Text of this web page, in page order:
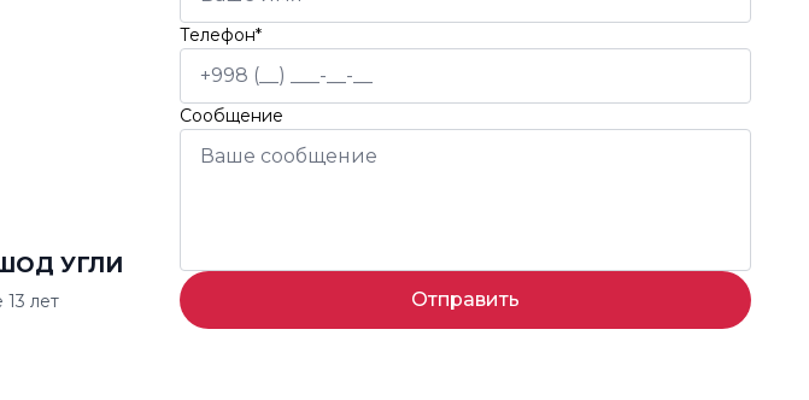
УГЛИ
лет
Телефон*
Сообщение
Отправить